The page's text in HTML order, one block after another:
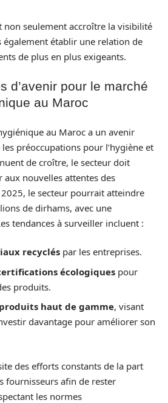
non seulement accroître la visibilité
également établir une relation de
de plus en plus exigeants.
d’avenir pour le marché
au Maroc
au Maroc a un avenir
préoccupations pour l’hygiène et
de croître, le secteur doit
aux nouvelles attentes des
le secteur pourrait atteindre
de dirhams, avec une
tendances à surveiller incluent :
recyclés par les entreprises.
écologiques pour
produits.
haut de gamme, visant
davantage pour améliorer son
des efforts constants de la part
fournisseurs afin de rester
les normes